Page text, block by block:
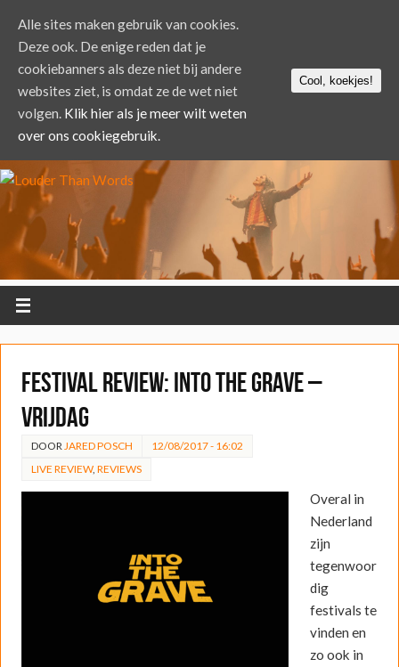
FESTIVAL REVIEW: Into the Grave –
Vrijdag
DOOR JARED POSCH
12/08/2017 - 16:02
LIVE REVIEW, REVIEWS
Overal in
Nederland
zijn
tegenwoor
dig
festivals te
vinden en
zo ook in
Alle sites maken gebruik van cookies.
Deze ook. De enige reden dat je
cookiebanners als deze niet bij andere
websites ziet, is omdat ze de wet niet
volgen. Klik hier als je meer wilt weten
over ons cookiegebruik.
Cool, koekjes!